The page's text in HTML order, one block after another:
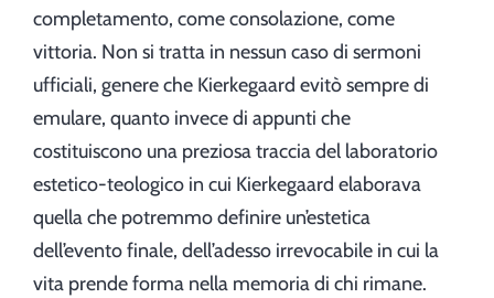
completamento, come consolazione, come
vittoria. Non si tratta in nessun caso di sermoni
ufficiali, genere che Kierkegaard evitò sempre di
emulare, quanto invece di appunti che
costituiscono una preziosa traccia del laboratorio
estetico-teologico in cui Kierkegaard elaborava
quella che potremmo definire un’estetica
dell’evento finale, dell’adesso irrevocabile in cui la
vita prende forma nella memoria di chi rimane.